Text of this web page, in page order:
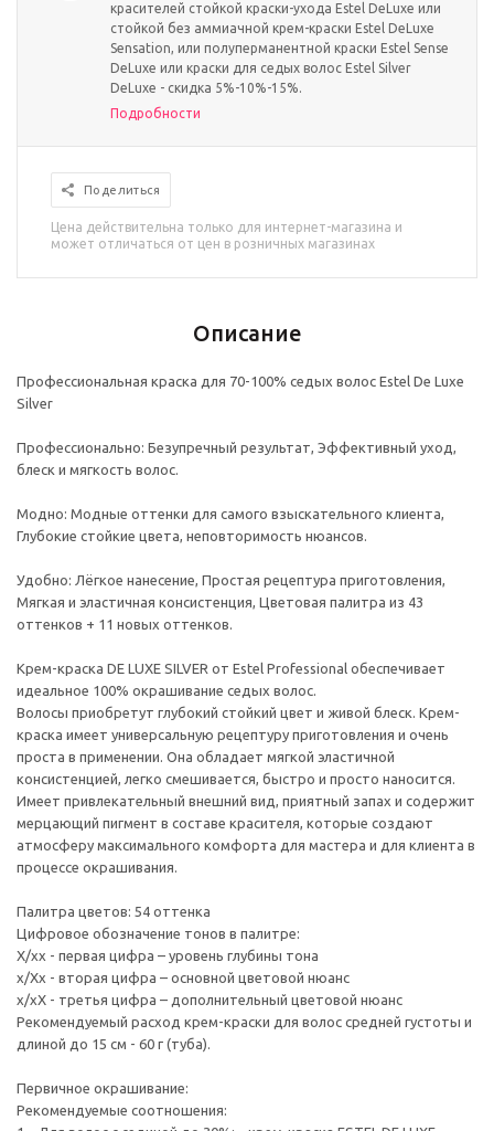
красителей стойкой краски-ухода Estel DeLuxe или
стойкой без аммиачной крем-краски Estel DeLuxe
Sensation, или полуперманентной краски Estel Sense
DeLuxe или краски для седых волос Estel Silver
DeLuxe - скидка 5%-10%-15%.
Подробности
Поделиться
Цена действительна только для интернет-магазина и
может отличаться от цен в розничных магазинах
Описание
Профессиональная краска для 70-100% седых волос Estel De Luxe
Silver
Профессионально: Безупречный результат, Эффективный уход,
блеск и мягкость волос.
Модно: Модные оттенки для самого взыскательного клиента,
Глубокие стойкие цвета, неповторимость нюансов.
Удобно: Лёгкое нанесение, Простая рецептура приготовления,
Мягкая и эластичная консистенция, Цветовая палитра из 43
оттенков + 11 новых оттенков.
Крем-краска DE LUXE SILVER от Estel Professional обеспечивает
идеальное 100% окрашивание седых волос.
Волосы приобретут глубокий стойкий цвет и живой блеск. Крем-
краска имеет универсальную рецептуру приготовления и очень
проста в применении. Она обладает мягкой эластичной
консистенцией, легко смешивается, быстро и просто наносится.
Имеет привлекательный внешний вид, приятный запах и содержит
мерцающий пигмент в составе красителя, которые создают
атмосферу максимального комфорта для мастера и для клиента в
процессе окрашивания.
Палитра цветов: 54 оттенка
Цифровое обозначение тонов в палитре:
Х/хх - первая цифра – уровень глубины тона
х/Хx - вторая цифра – основной цветовой нюанс
х/хХ - третья цифра – дополнительный цветовой нюанс
Рекомендуемый расход крем-краски для волос средней густоты и
длиной до 15 см - 60 г (туба).
Первичное окрашивание:
Рекомендуемые соотношения: